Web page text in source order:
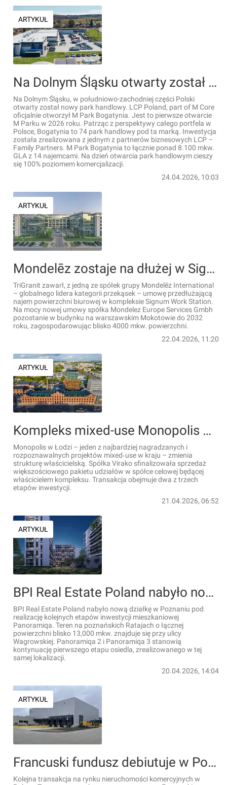
ARTYKUŁ
Na Dolnym Śląsku otwarty został nowy park handlowy
Na Dolnym Śląsku, w południowo-zachodniej części Polski
otwarty został nowy park handlowy. LCP Poland, part of M Core
oficjalnie otworzył M Park Bogatynia. Jest to pierwsze otwarcie
M Parku w 2026 roku. Patrząc z perspektywy całego portfela w
Polsce, Bogatynia to 74 park handlowy pod ta marką. Inwestycja
została zrealizowana z jednym z partnerów biznesowych LCP –
Family Partners. M Park Bogatynia to łącznie ponad 8.100 mkw.
GLA z 14 najemcami. Na dzień otwarcia park handlowym cieszy
się 100% poziomem komercjalizacji.
24.04.2026, 10:03
ARTYKUŁ
Mondelēz zostaje na dłużej w Signum Work Station w Warszawie
TriGranit zawarł, z jedną ze spółek grupy Mondelēz International
– globalnego lidera kategorii przekąsek – umowę przedłużającą
najem powierzchni biurowej w kompleksie Signum Work Station.
Na mocy nowej umowy spółka Mondelez Europe Services Gmbh
pozostanie w budynku na warszawskim Mokotowie do 2032
roku, zagospodarowując blisko 4000 mkw. powierzchni.
22.04.2026, 11:20
ARTYKUŁ
Kompleks mixed-use Monopolis w Łodzi ma nowego większościowego właściciela
Monopolis w Łodzi – jeden z najbardziej nagradzanych i
rozpoznawalnych projektów mixed‑use w kraju – zmienia
strukturę właścicielską. Spółka Virako sfinalizowała sprzedaż
większościowego pakietu udziałów w spółce celowej będącej
właścicielem kompleksu. Transakcja obejmuje dwa z trzech
etapów inwestycji.
21.04.2026, 06:52
ARTYKUŁ
BPI Real Estate Poland nabyło nową działkę w Poznaniu. Powstaną kolejne etapy inwestycji Panoramiqa
BPI Real Estate Poland nabyło nową działkę w Poznaniu pod
realizację kolejnych etapów inwestycji mieszkaniowej
Panoramiqa. Teren na poznańskich Ratajach o łącznej
powierzchni blisko 13,000 mkw. znajduje się przy ulicy
Wagrowskiej. Panoramiqa 2 i Panoramiqa 3 stanowią
kontynuację pierwszego etapu osiedla, zrealizowanego w tej
samej lokalizacji.
20.04.2026, 14:04
ARTYKUŁ
Francuski fundusz debiutuje w Polsce. Kupił pierwszy obiekt magazynowy
Kolejna transakcja na rynku nieruchomości komercyjnych w